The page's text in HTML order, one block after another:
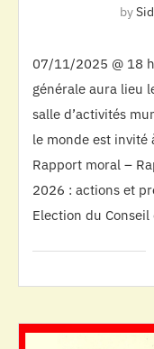
by
07/11/2025 @ 18
générale aura lieu
salle d’activités
le monde est invité
Rapport moral –
2026 : actions et
Election du